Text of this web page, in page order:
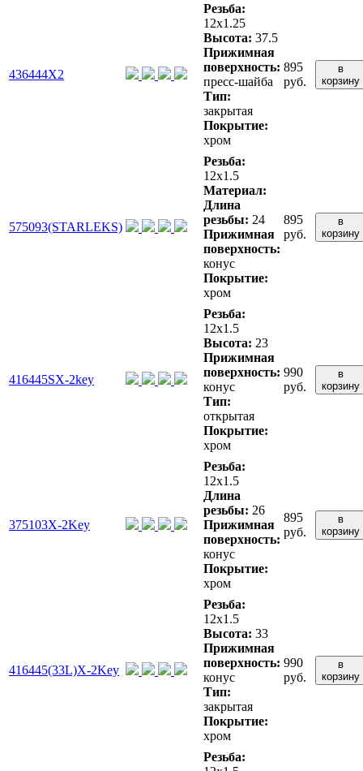
436444X2
Резьба:
12x1.25
Высота: 37.5
Прижимная
поверхность:
пресс-шайба
Тип:
закрытая
Покрытие:
хром
895
руб.
в
корзину
575093(STARLEKS)
Резьба:
12x1.5
Материал:
Длина
резьбы: 24
Прижимная
поверхность:
конус
Покрытие:
хром
895
руб.
в
корзину
416445SX-2key
Резьба:
12x1.5
Высота: 23
Прижимная
поверхность:
конус
Тип:
открытая
Покрытие:
хром
990
руб.
в
корзину
375103X-2Key
Резьба:
12x1.5
Длина
резьбы: 26
Прижимная
поверхность:
конус
Покрытие:
хром
895
руб.
в
корзину
416445(33L)X-2Key
Резьба:
12x1.5
Высота: 33
Прижимная
поверхность:
конус
Тип:
закрытая
Покрытие:
хром
990
руб.
в
корзину
Резьба: